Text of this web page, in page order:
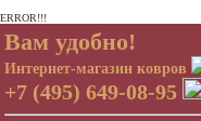
ERROR!!!
Вам удобно!
Интернет-магазин ковров
+7 (495) 649-08-95